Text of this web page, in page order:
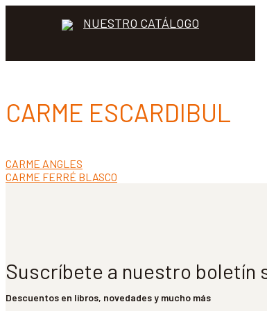
NUESTRO CATÁLOGO
CARME ESCARDIBUL
Navegación
de
Anterior:
CARME ANGLES
Siguiente:
CARME FERRÉ BLASCO
Suscríbete a nuestro boletín
Descuentos en libros, novedades y mucho más